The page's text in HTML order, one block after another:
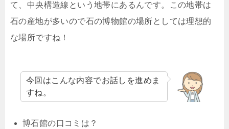
て、中央構造線という地帯にあるんです。この地帯は
石の産地が多いので石の博物館の場所としては理想的
な場所ですね！
今回はこんな内容でお話しを進めま
すね。
博石館の口コミは？